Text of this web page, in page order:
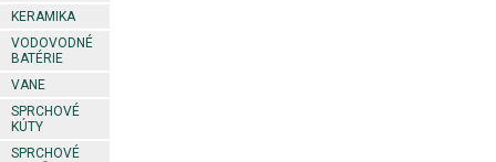
KERAMIKA
VODOVODNÉ
BATÉRIE
VANE
SPRCHOVÉ
KÚTY
SPRCHOVÉ